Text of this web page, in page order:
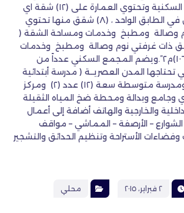
واحد من العمارات السكنية وتحتوي العمارة على (١٢) شقة اي
بواقــــــع (٤) شقق في الطابق الواحد ، (٨) شقق منها تحتوي
وصالة ومطبخ وخدمات ومساحة الشقة (
و(٤) شقق ذات غرفتي نوم وصالة ومطبخ وخدمات
وتبلغ مساحتها ( ١٠٦)م٢”.ويضم المجمع السكني عدداً من
تحتاجها المدن العصريــة ( مدرسة أبتدائية
سعة ( ١٨ ) صف ومدرسة متوسطة سعة (١٢) عدد (٢) ومركز
وبدالة ومحطة ضخ المياه الثقيلة
والخارجية والهاتف أضافة إلى أعمال
الشوارع – الأرصفة – المماشي – مواقف
وفضاءات الأستراحة وتنظيم الحدائق والتشجير
٢ فبراير، ٢٠١٥ محلي